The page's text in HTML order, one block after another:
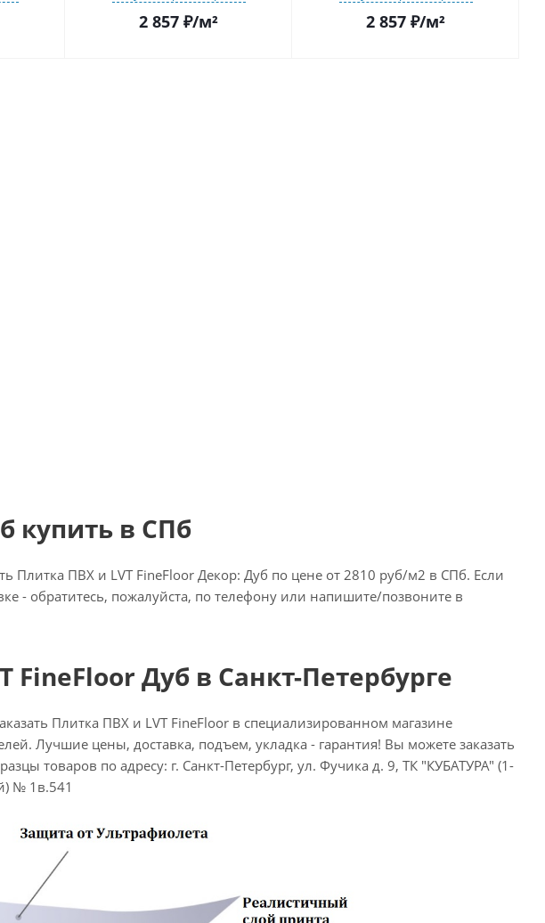
2 857 ₽/м² 2 857 ₽/м²
купить в СПб
ПВХ и LVT FineFloor Декор: Дуб по цене от 2810 руб/м2 в СПб. Если
- обратитесь, пожалуйста, по телефону или напишите/позвоните в
FineFloor Дуб в Санкт-Петербурге
Плитка ПВХ и LVT FineFloor в специализированном магазине
Лучшие цены, доставка, подъем, укладка - гарантия! Вы можете заказать
товаров по адресу: г. Санкт-Петербург, ул. Фучика д. 9, ТК "КУБАТУРА" (1-
№ 1в.541